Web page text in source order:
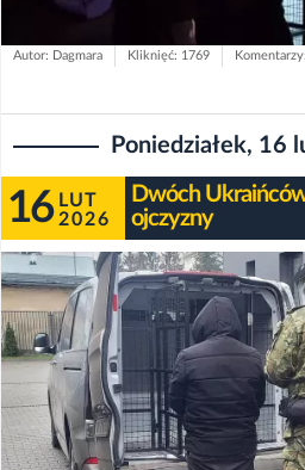
Autor: Dagmara Kliknięć: 1769
Poniedziałek, 16
16 LUT
2026
Dwóch
ojczyzny